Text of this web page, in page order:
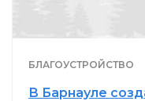
БЛАГОУСТРОЙСТВО
В Барнауле